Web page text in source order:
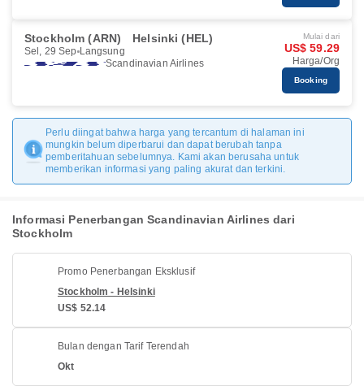
Stockholm (ARN) Helsinki (HEL)
Sel, 29 Sep Langsung
Scandinavian Airlines
Mulai dari
US$ 59.29
Harga/Org
Booking
Perlu diingat bahwa harga yang tercantum di halaman ini
mungkin belum diperbarui dan dapat berubah tanpa
pemberitahuan sebelumnya. Kami akan berusaha untuk
memberikan informasi yang paling akurat dan terkini.
Informasi Penerbangan Scandinavian Airlines dari
Stockholm
Promo Penerbangan Eksklusif
Stockholm - Helsinki
US$ 52.14
Bulan dengan Tarif Terendah
Okt